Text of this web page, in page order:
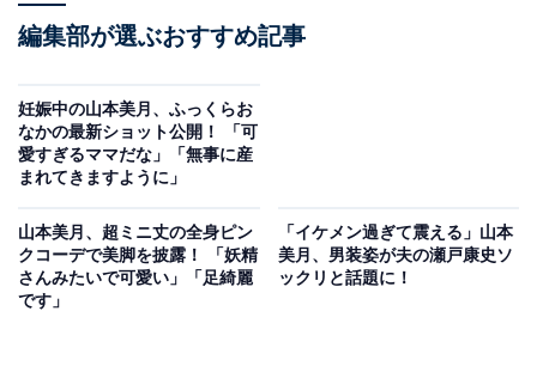
編集部が選ぶおすすめ記事
妊娠中の山本美月、ふっくらお
なかの最新ショット公開！ 「可
愛すぎるママだな」「無事に産
まれてきますように」
山本美月、超ミニ丈の全身ピン
クコーデで美脚を披露！ 「妖精
さんみたいで可愛い」「足綺麗
です」
「イケメン過ぎて震える」山本
美月、男装姿が夫の瀬戸康史ソ
ックリと話題に！